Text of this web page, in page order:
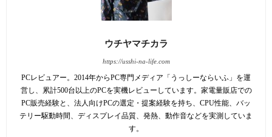
ウチヤマチカラ
https://usshi-na-life.com
PCレビュアー。2014年からPC専門メディア「うっしーならいふ」を運
営し、累計500台以上のPCを実機レビューしています。家電量販店での
PC販売経験と、法人向けPCの選定・提案経験を持ち、CPU性能、バッ
テリー駆動時間、ディスプレイ品質、発熱、動作音などを実測していま
す。